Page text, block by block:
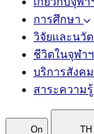
การศึกษา
วิจัยและนวั
ชีวิตในจุฬาฯ
บริการสังคม
สาระความ
On TH